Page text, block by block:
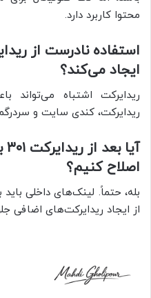
محتوا کاربرد دارد.
ایجاد می‌کند؟
ریدایرکت اشتباه می‌تواند
ریدایرکت، کندی سایت و
اصلاح کنیم؟
از ایجاد ریدایرکت‌های اضافی